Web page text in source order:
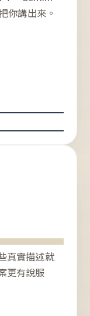
你講出來。
真實描述就
更有說服